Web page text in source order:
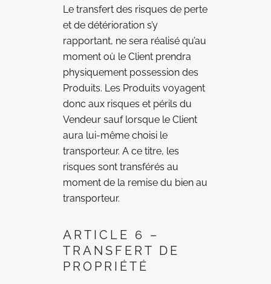
Le transfert des risques de perte
et de détérioration s’y
rapportant, ne sera réalisé qu’au
moment où le Client prendra
physiquement possession des
Produits. Les Produits voyagent
donc aux risques et périls du
Vendeur sauf lorsque le Client
aura lui-même choisi le
transporteur. A ce titre, les
risques sont transférés au
moment de la remise du bien au
transporteur.
ARTICLE 6 –
TRANSFERT DE
PROPRIÉTÉ